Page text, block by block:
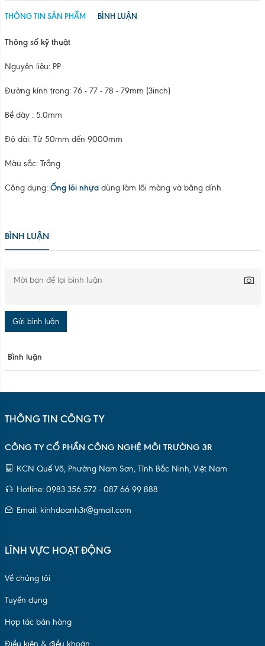
THÔNG TIN SẢN PHẨM BÌNH LUẬN
Thông số kỹ thuật
Nguyên liệu: PP
Đường kính trong: 76 - 77 - 78 - 79mm (3inch)
Bề dày : 5.0mm
Độ dài: Từ 50mm đến 9000mm
Màu sắc: Trắng
Công dụng: Ống lõi nhựadùng làm lõi màng và băng dính
BÌNH LUẬN
Gửi bình luận
Bình luận
THÔNG TIN CÔNG TY
CÔNG TY CỔ PHẦN CÔNG NGHỆ MÔI TRƯỜNG 3R
KCN Quế Võ, Phường Nam Sơn, Tỉnh Bắc Ninh, Việt Nam
Hotline: 0983 356 572 - 087 66 99 888
Email: kinhdoanh3r@gmail.com
LĨNH VỰC HOẠT ĐỘNG
Về chúng tôi
Tuyển dụng
Hợp tác bán hàng
Điều kiện & điều khoản